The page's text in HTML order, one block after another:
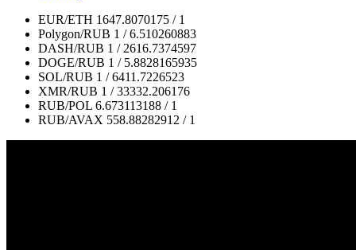
EUR/ETH 1647.8070175 / 1
Polygon/RUB 1 / 6.510260883
DASH/RUB 1 / 2616.7374597
DOGE/RUB 1 / 5.8828165935
SOL/RUB 1 / 6411.7226523
XMR/RUB 1 / 33332.206176
RUB/POL 6.673113188 / 1
RUB/AVAX 558.88282912 / 1